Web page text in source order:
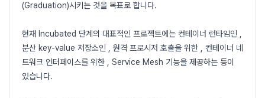
(Graduation)시키는 것을 목표로 합니다.
현재 Incubated 단계의 대표적인 프로젝트에는 컨테이너 런타임인 ,
분산 key-value 저장소인 , 원격 프로시저 호출을 위한 , 컨테이너 네
트워크 인터페이스를 위한 , Service Mesh 기능을 제공하는 등이
있습니다.